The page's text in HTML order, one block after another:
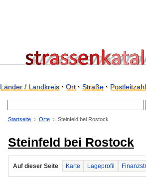
Länder / Landkreis· Ort· Straße·
Startseite Orte Steinfeld bei Rostock
Steinfeld bei Rostock
Auf dieser Seite Karte Lageprofil